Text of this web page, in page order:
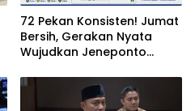
72 Pekan Konsisten! Jumat
Bersih, Gerakan Nyata
Wujudkan Jeneponto
ASRI